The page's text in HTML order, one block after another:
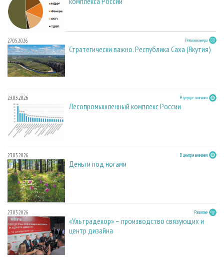
27.05.2026 Регион номера
Стратегически важно. Республика Саха (Якутия)
23.03.2026 В центре внимания
Лесопромышленный комплекс России
23.03.2026 В центре внимания
Деньги под ногами
23.03.2026 Развитие
«Ультрадекор» – производство связующих и
центр дизайна